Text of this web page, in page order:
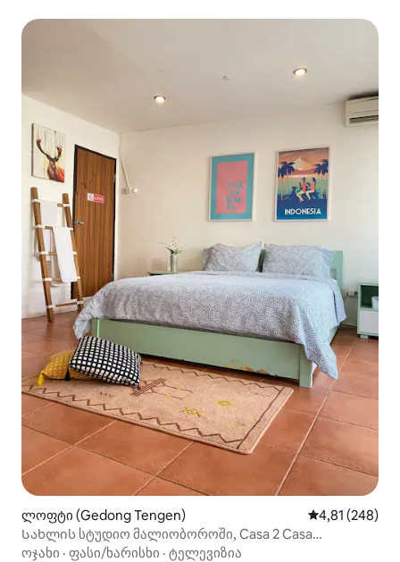
ლოფტი (Gedong Tengen) საშუალო
4,81 (248)
Სახლის სტუდიო მალიობოროში, Casa 2 Casa
Sosrowijayan
ოჯახი · ფასი/ხარისხი · ტელევიზია